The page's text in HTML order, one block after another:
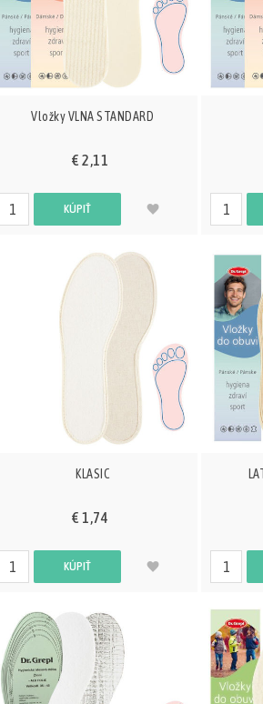
Vložky VLNA STANDARD
€ 2,11
KÚPIŤ
KLASIC
€ 1,74
KÚPIŤ